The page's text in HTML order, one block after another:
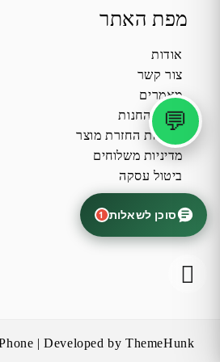
סוכן לשאלות 1
💬
מפת האתר
אודות
צור קשר
מאמרים
תקנון החנות
מדיניות החזרת מוצר
מדיניות משלוחים
ביטול עסקה
| Developed by ThemeHunk